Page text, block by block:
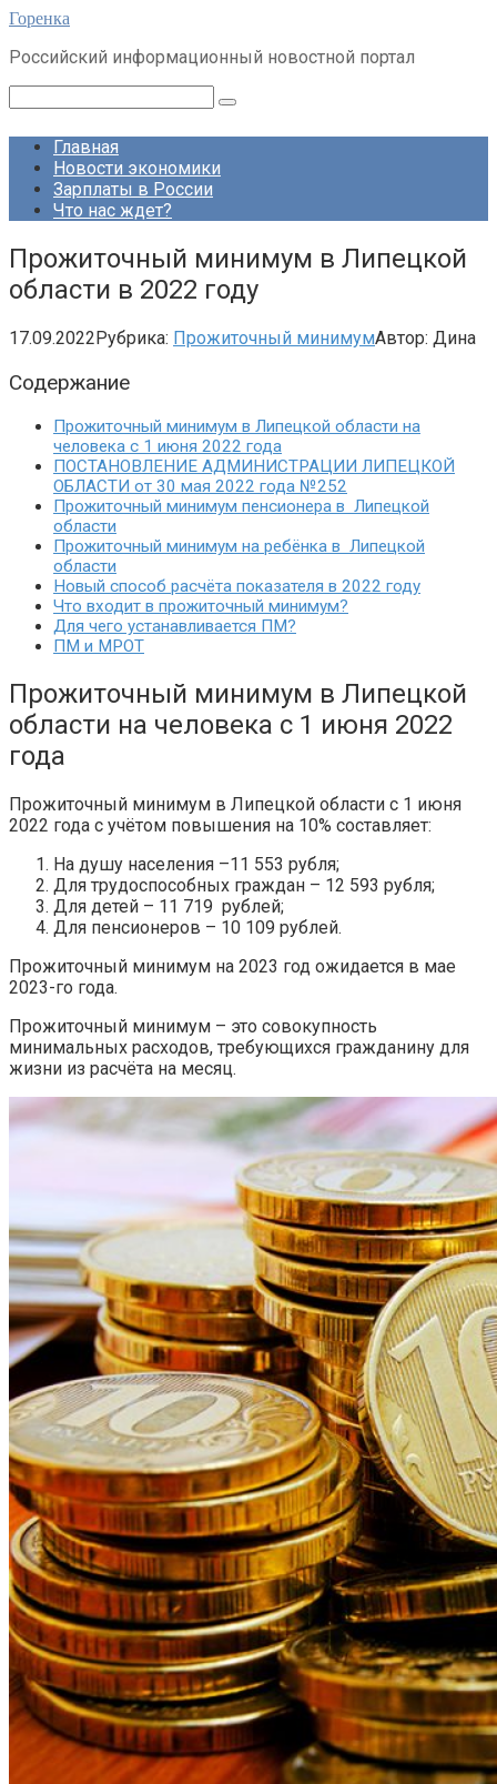
Перейти
контенту
Горенка
Российский информационный новостной портал
Главная
Новости экономики
Зарплаты в России
Что нас ждет?
Прожиточный минимум в Липецкой
области в 2022 году
17.09.2022Рубрика: Прожиточный минимумАвтор: Дина
Содержание
Прожиточный минимум в Липецкой области на
человека с 1 июня 2022 года
ПОСТАНОВЛЕНИЕ АДМИНИСТРАЦИИ ЛИПЕЦКОЙ
ОБЛАСТИ от 30 мая 2022 года №252
Прожиточный минимум пенсионера в Липецкой
области
Прожиточный минимум на ребёнка в Липецкой
области
Новый способ расчёта показателя в 2022 году
Что входит в прожиточный минимум?
Для чего устанавливается ПМ?
ПМ и МРОТ
Прожиточный минимум в Липецкой
области на человека с 1 июня 2022
года
Прожиточный минимум в Липецкой области с 1 июня
2022 года с учётом повышения на 10% составляет:
На душу населения –11 553 рубля;
Для трудоспособных граждан – 12 593 рубля;
Для детей – 11 719 рублей;
Для пенсионеров – 10 109 рублей.
Прожиточный минимум на 2023 год ожидается в мае
2023-го года.
Прожиточный минимум – это совокупность
минимальных расходов, требующихся гражданину для
жизни из расчёта на месяц.